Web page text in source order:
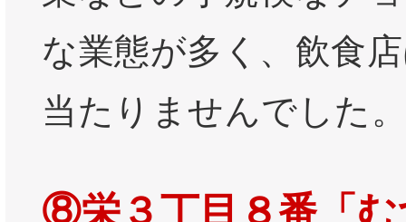
な業態が多く、飲食
当たりませんでした。
⑧栄３丁目８番「む